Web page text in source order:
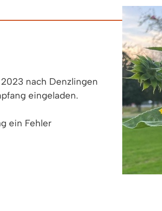
nach Denzlingen
eingeladen.
ein Fehler